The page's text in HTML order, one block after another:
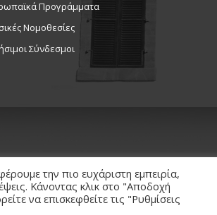
Προγράμματα
Νομοθεσίες
Σύνδεσμοι
/ Powered by
την πιο ευχάριστη εμπειρία,
Κάνοντας κλικ στο "Αποδοχή
να επισκεφθείτε τις "Ρυθμίσεις